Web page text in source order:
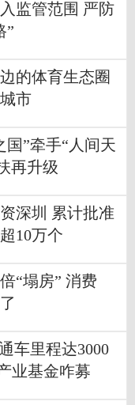
监管范围 严防
”
的体育生态圈
市
国”牵手“人间天
再升级
深圳 累计批准
10万个
“塌房” 消费
车里程达3000
业基金咋募